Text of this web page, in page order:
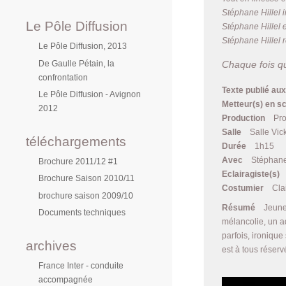
Le Pôle Diffusion
Le Pôle Diffusion, 2013
De Gaulle Pétain, la
confrontation
Le Pôle Diffusion - Avignon
2012
téléchargements
Brochure 2011/12 #1
Brochure Saison 2010/11
brochure saison 2009/10
Documents techniques
archives
France Inter - conduite
accompagnée
Stéphane Hillel
Stéphane Hillel
Stéphane Hillel
Chaque fois
Texte publié
Metteur(s) en
Production
Salle
Salle
Durée
1h15
Avec
Eclairagiste(s)
Costumier
Résumé
mélancolie, un
parfois, ironique
est à tous